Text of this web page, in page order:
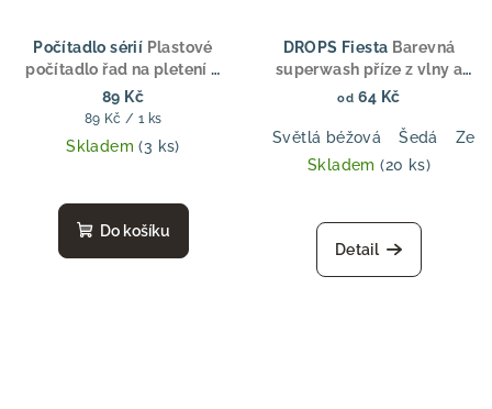
Počítadlo sérií Plastové
počítadlo řad na pletení –
modro-bílé
89 Kč
Měrná
cena:
89 Kč / 1 ks
Skladem(3 ks)
Do košíku
DROPS Fiesta Barevná
superwash příze z vlny a
polyamidu, ideální pro
od 64 Kč
Světlá béžová Šedá
Skladem(20 ks)
Detail